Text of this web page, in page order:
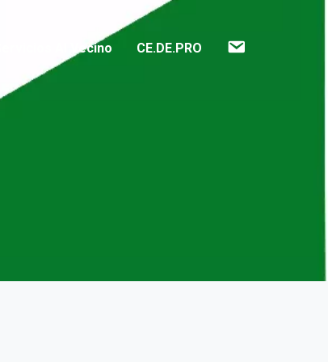
Servicios Al Vecino CE.DE.PRO